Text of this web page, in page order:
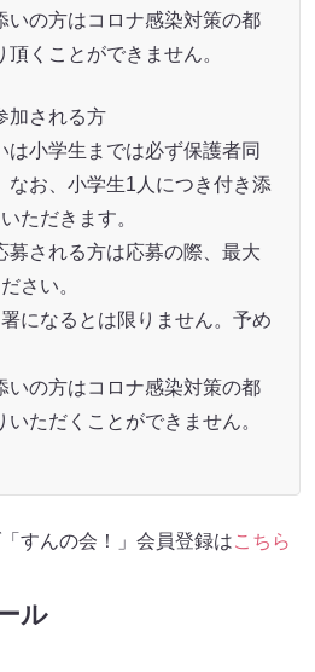
の方はコロナ感染対策の都
くことができません。
加される方
は小学生までは必ず保護者同
なお、小学生1人につき付き添
ただきます。
される方は応募の際、最大
さい。
になるとは限りません。予め
の方はコロナ感染対策の都
ただくことができません。
すんの会！」会員登録はこちら
ル